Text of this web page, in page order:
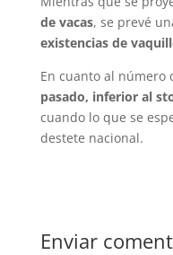
de vacas, se prevé
existencias de
En cuanto al número
pasado, inferior al
cuando lo que se
destete nacional.
Enviar